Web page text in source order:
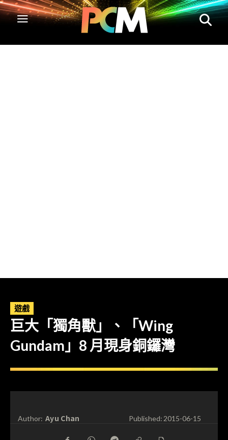
遊戲
巨大「獨角獸」、「Wing
Gundam」8 月現身銅鑼灣
Author: Ayu Chan Published:2015-06-15